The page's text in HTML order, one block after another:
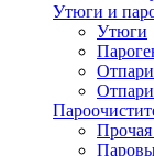
Утюги и
Утюги
Прочая